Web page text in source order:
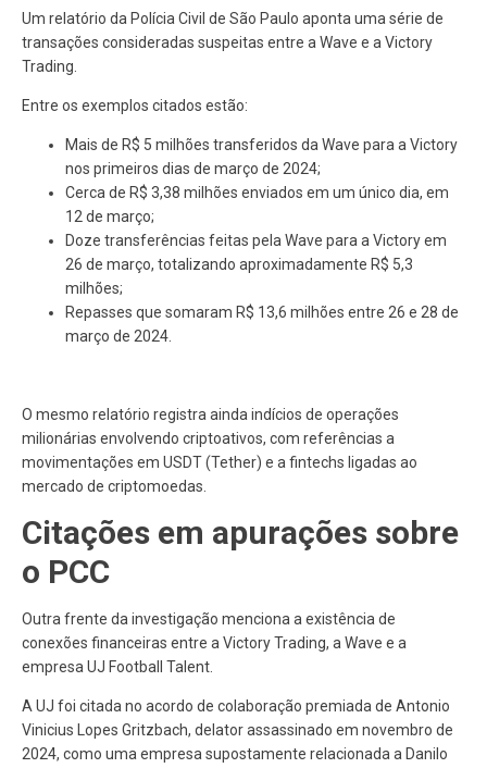
Um relatório da Polícia Civil de São Paulo aponta uma série de
transações consideradas suspeitas entre a Wave e a Victory
Trading.
Entre os exemplos citados estão:
Mais de R$ 5 milhões transferidos da Wave para a Victory
nos primeiros dias de março de 2024;
Cerca de R$ 3,38 milhões enviados em um único dia, em
12 de março;
Doze transferências feitas pela Wave para a Victory em
26 de março, totalizando aproximadamente R$ 5,3
milhões;
Repasses que somaram R$ 13,6 milhões entre 26 e 28 de
março de 2024.
O mesmo relatório registra ainda indícios de operações
milionárias envolvendo criptoativos, com referências a
movimentações em USDT (Tether) e a fintechs ligadas ao
mercado de criptomoedas.
Citações em apurações sobre
o PCC
Outra frente da investigação menciona a existência de
conexões financeiras entre a Victory Trading, a Wave e a
empresa UJ Football Talent.
A UJ foi citada no acordo de colaboração premiada de Antonio
Vinicius Lopes Gritzbach, delator assassinado em novembro de
2024, como uma empresa supostamente relacionada a Danilo